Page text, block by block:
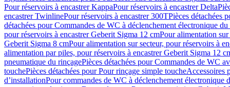
Pour réservoirs à encastrer KappaPour réservoirs à encastrer Delta
encastrer TwinlinePour réservoirs à encastrer 300TPièces détachées
détachées pour Commandes de WC à déclenchement électronique du
pour réservoirs à encastrer Geberit Sigma 12 cmPour alimentation
Geberit Sigma 8 cmPour alimentation sur secteur, pour réservoirs à
alimentation par piles, pour réservoirs à encastrer Geberit Sigma 12
pneumatique du rinçagePièces détachées pour Commandes de WC
touchePièces détachées pour Pour rinçage simple toucheAccessoires
d’installationPour commandes de WC à déclenchement électronique